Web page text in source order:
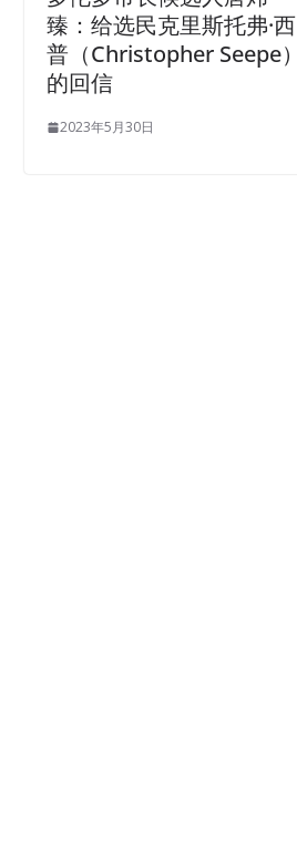
臻：给选民克里斯托弗·西
普（Christopher Seepe）
的回信
2023年5月30日